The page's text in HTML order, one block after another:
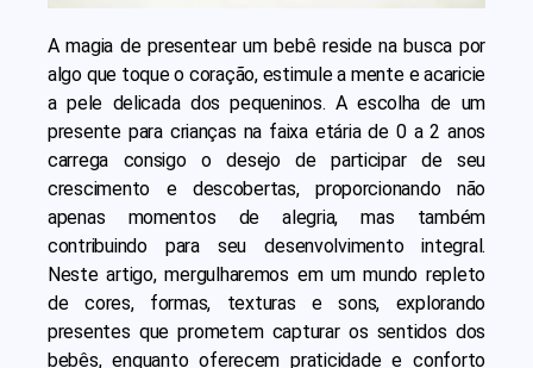
A magia de presentear um bebê reside na busca por
algo que toque o coração, estimule a mente e acaricie
a pele delicada dos pequeninos. A escolha de um
presente para crianças na faixa etária de 0 a 2 anos
carrega consigo o desejo de participar de seu
crescimento e descobertas, proporcionando não
apenas momentos de alegria, mas também
contribuindo para seu desenvolvimento integral.
Neste artigo, mergulharemos em um mundo repleto
de cores, formas, texturas e sons, explorando
presentes que prometem capturar os sentidos dos
bebês, enquanto oferecem praticidade e conforto